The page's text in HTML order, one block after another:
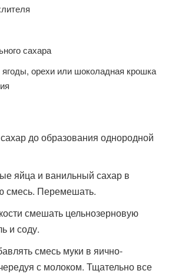
сахара
орехи или шоколадная крошка
до образования однородной
яйца и ванильный сахар в
смесь. Перемешать.
смешать цельнозерновую
и соду.
смесь муки в яично-
с молоком. Тщательно все